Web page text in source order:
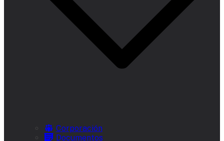
Corporación
Documentos